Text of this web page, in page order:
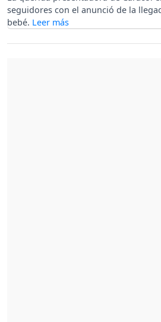
seguidores con el anunció de la
bebé.